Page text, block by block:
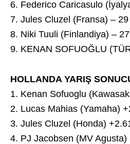
6. Federico Caricasulo
7. Jules Cluzel (Fransa) – 29
8. Niki Tuuli (Finlandiya) – 27
9. KENAN SOFUOĞLU
HOLLANDA YARIŞ
1. Kenan Sofuoglu
2. Lucas Mahias (Yamaha)
3. Jules Cluzel (Honda)
4. PJ Jacobsen (MV Agusta)